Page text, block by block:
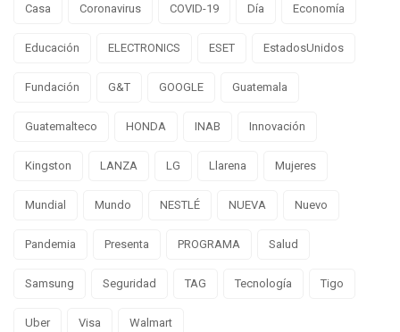
Casa Coronavirus COVID-19 Día Economía
Educación ELECTRONICS ESET EstadosUnidos
Fundación G&T GOOGLE Guatemala
Guatemalteco HONDA INAB Innovación
Kingston LANZA LG Llarena Mujeres
Mundial Mundo NESTLÉ NUEVA Nuevo
Pandemia Presenta PROGRAMA Salud
Samsung Seguridad TAG Tecnología Tigo
Uber Visa Walmart